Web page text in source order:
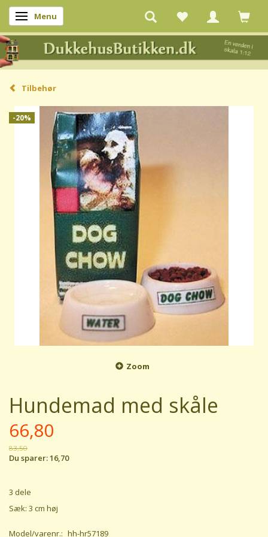
Skifte navigation
Menu
Tilbehør
-20%
Zoom
Hundemad med skåle
66,80
83,50
Du sparer:16,70
3 dele
Sæk: 3 cm høj
Model/varenr.: hh-hr57189